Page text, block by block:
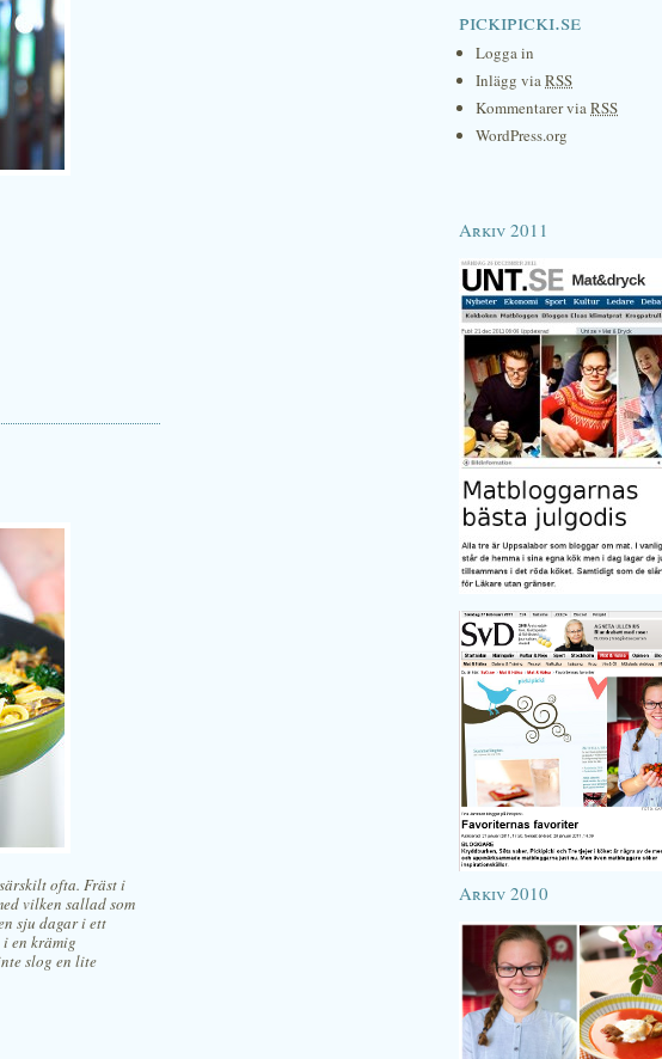
ofta. Fräst i
vilken sallad som
sju dagar i ett
en krämig
slog en lite
pickipicki.se
Logga in
Inlägg viaRSS
Kommentarer viaRSS
WordPress.org
Arkiv 2011
Arkiv 2010